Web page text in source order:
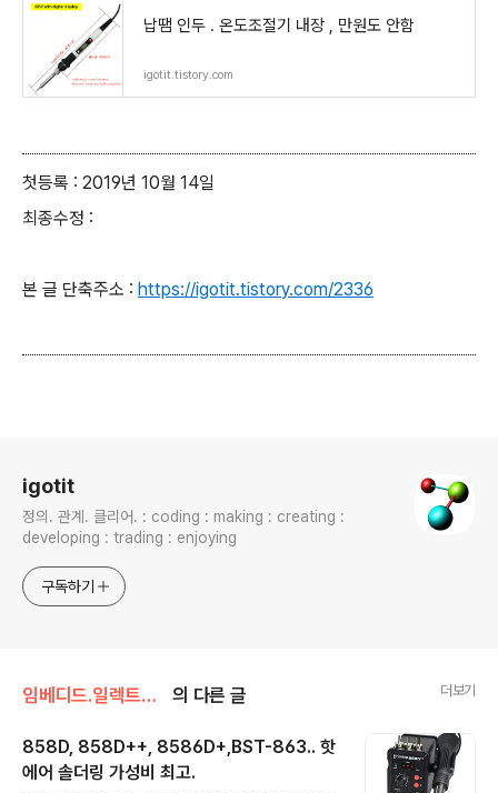
납땜 인두 . 온도조절기 내장 , 만원도 안함
igotit.tistory.com
첫등록 : 2019년 10월 14일
최종수정 :
본 글 단축주소 : https://igotit.tistory.com/2336
igotit
정의. 관계. 클리어. : coding : making : creating :
developing : trading : enjoying
구독하기
임베디드.일렉트로닉스/PCB 솔더링 알티움 의 다른 글 더보기
858D, 858D++, 8586D+,BST-863.. 핫
에어 솔더링 가성비 최고.